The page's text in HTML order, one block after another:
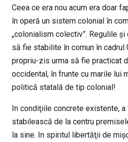
Ceea ce era nou acum era doar
în operă un sistem colonial în
„colonialism colectiv”. Regulile
să fie stabilite în comun în cadrul
propriu-zis urma să fie practicat
occidental, în frunte cu marile lui
politică statală de tip colonial!
In condiţiile concrete existente,
stabilească de la centru
la sine. In spiritul libertăţii de